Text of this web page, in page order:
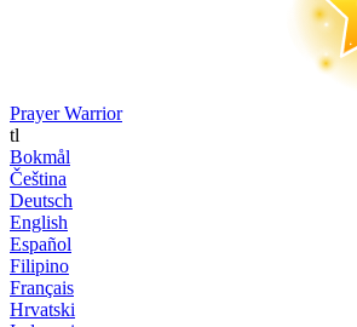
Prayer Warrior
tl
Bokmål
Čeština
Deutsch
English
Español
Filipino
Français
Hrvatski